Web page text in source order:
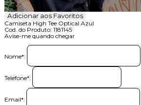
Adicionar aos Favoritos
Camiseta High Tee Optical Azul
Cod. do Produto: 1181145
Avise-me quando chegar
Nome*:
Telefone*:
Email*: